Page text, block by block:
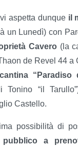
vi aspetta dunque il
un Lunedì) con
Cavero(la
de Revel 44 a
“Paradiso
Tonino “il
Castello.
possibilità di
a